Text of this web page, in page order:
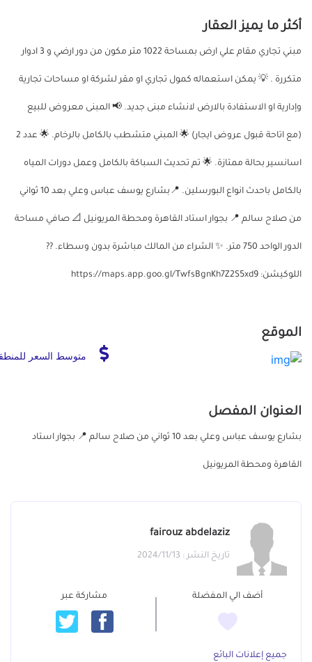
أكثر ما يميز العقار
مبني تجاري مقام علي ارض بمساحة 1022 متر مكون من دور ارضي و 3 ادوار
متكررة . 💡 يمكن استعماله كمول تجاري او مقر لشركة او مساحات تجارية
وإدارية او الاستفادة بالارض لانشاء مبنى جديد. 📢 المبنى معروض للبيع
(مع اتاحة قبول عروض ايجار) 🌟 المبني متشطب بالكامل بالرخام. 🌟 عدد 2
اسانسير بحالة ممتازة. 🌟 تم تحديث السباكة بالكامل وعمل دورات المياه
بالكامل باحدث انواع البورسلين. 📍بشارع يوسف عباس وعلي بعد 10 ثواني
من صلاح سالم 📍 بجوار استاد القاهرة ومحطة المريونيل 📐 صافي مساحة
الدور الواحد 750 متر. ✨ الشراء من المالك مباشرة بدون وسطاء. ??
اللوكيشن: https://maps.app.goo.gl/TwfsBgnKh7Z2S5xd9
الموقع
متوسط السعر
العنوان المفصل
بشارع يوسف عباس وعلي بعد 10 ثواني من صلاح سالم 📍 بجوار استاد
القاهرة ومحطة المريونيل
fairouz abdelaziz
تاريخ النشر : 2024/11/13
أضف الي المفضلة مشاركة عبر
جميع إعلانات البائع